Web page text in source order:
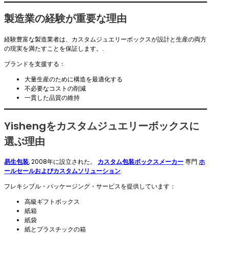
製造業の経験が重要な理由
経験豊富な製造業者は、カスタムジュエリーボックスが設計と生産の両方
の現実を満たすことを保証します。.
ブランドを支援する：
大量生産のために構造を最適化する
不必要なコストの削減
一貫した品質の維持
Yishengをカスタムジュエリーボックスに
選ぶ理由
易生包装, 2008年に設立された。 カスタム包装ボックスメーカー専門 ホ
ールセールおよびカスタムソリューション.
フレキシブル・パッケージング・サービスを提供しています：
高級ギフトボックス
紙箱
紙袋
紙とプラスチックの箱